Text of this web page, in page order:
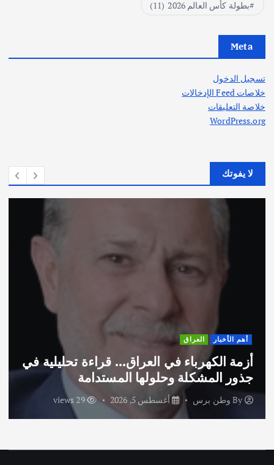
بطولة كأس العالم 2026
(11)
Meta
تسجيل الدخول
خلاصات Feed الإدخالات
خلاصة التعليقات
WordPress.org
لا يفوتك
أهم الأخبار ثقافة وفنون
اختتام ورشة السينوغرافيا في مدينة كلباء
الاماراتية
وطن برس أغسطس 3, 2026 42 views